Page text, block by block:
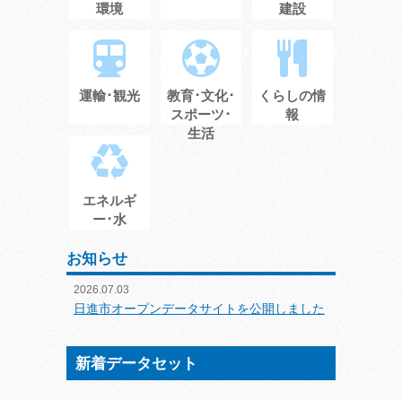
環境
建設
運輸･観光
教育･文化･
スポーツ･
生活
くらしの情
報
エネルギ
ー･水
お知らせ
2026.07.03
日進市オープンデータサイトを公開しました
新着データセット